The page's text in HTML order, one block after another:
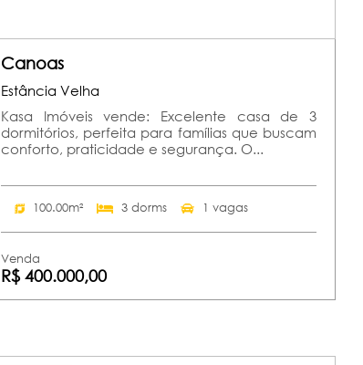
Canoas
Estância Velha
Kasa Imóveis vende: Excelente casa de 3
dormitórios, perfeita para famílias que buscam
conforto, praticidade e segurança. O...
100.00m² 3 dorms 1 vagas
Venda
R$ 400.000,00